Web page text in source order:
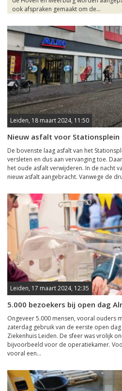
ook afspraken gemaakt om de...
Leiden, 18 maart 2024, 11:50
Nieuw asfalt voor Stationsplein
De bovenste laag asfalt van het
versleten en dus aan vervanging toe.
het oude asfalt verwijderen. In de nacht
nieuw asfalt aangebracht. Vanwege de
Leiden, 17 maart 2024, 12:35
5.000 bezoekers bij open dag
Ongeveer 5.000 mensen, vooral ouders
zaterdag gebruik van de eerste open
Ziekenhuis Leiden. De sfeer was vrolijk
bijvoorbeeld voor de operatiekamer.
vooral een...